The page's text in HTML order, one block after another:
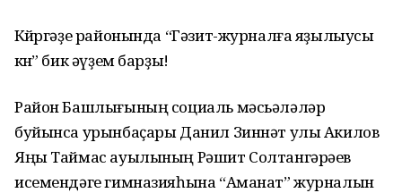
Көйөргәҙе районында “Гәзит-журналға яҙылыусы
көнө” бик әүҙем барҙы!
Район Башлығының социаль мәсьәләләр
буйынса урынбаҫары Данил Зиннәт улы Акилов
Яңы Таймас ауылының Рәшит Солтангәрәев
исемендәге гимназияһына “Аманат” журналын